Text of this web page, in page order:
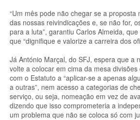
“Um mês pode não chegar se a proposta
das nossas reivindicações e, se não for,
para a luta”, garantiu Carlos Almeida,
que “dignifique e valorize a carreira dos
Já António Marçal, do SFJ, espera que a
volte a colocar em cima da mesa
com o Estatuto a “aplicar-se a apenas
a outras”, nem acesso a categorias de
serviço, ou seja, nomeação em vez de
dizendo que isso comprometeria a
um problema que não se coloca só com